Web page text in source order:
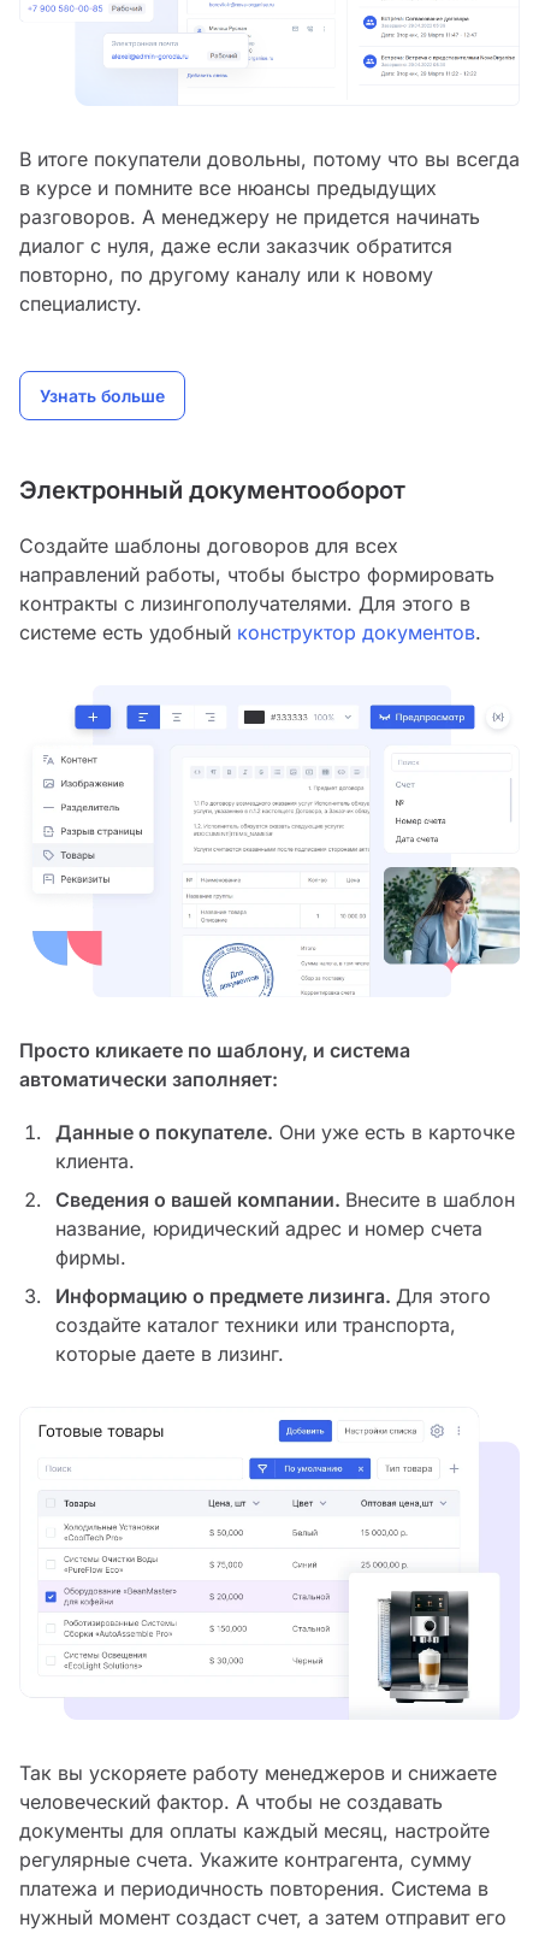
В итоге покупатели довольны, потому что вы всегда
в курсе и помните все нюансы предыдущих
разговоров. А менеджеру не придется начинать
диалог с нуля, даже если заказчик обратится
повторно, по другому каналу или к новому
специалисту.
Узнать больше
Электронный документооборот
Создайте шаблоны договоров для всех
направлений работы, чтобы быстро формировать
контракты с лизингополучателями. Для этого в
системе есть удобный конструктор документов.
Просто кликаете по шаблону, и система
автоматически заполняет:
Данные о покупателе. Они уже есть в карточке
клиента.
Сведения о вашей компании. Внесите в шаблон
название, юридический адрес и номер счета
фирмы.
Информацию о предмете лизинга. Для этого
создайте каталог техники или транспорта,
которые даете в лизинг.
Так вы ускоряете работу менеджеров и снижаете
человеческий фактор. А чтобы не создавать
документы для оплаты каждый месяц, настройте
регулярные счета. Укажите контрагента, сумму
платежа и периодичность повторения. Система в
нужный момент создаст счет, а затем отправит его